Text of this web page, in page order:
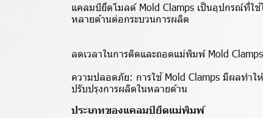
แคลมป์ยึดโมลด์ Mold Clamps เป็นอุปกรณ์ที่ใ
หลายด้านต่อกระบวนการผลิต
ลดเวลาในการติดและถอดแม่พิมพ์ Mold
ความปลอดภัย: การใช้ Mold Clamps มีผลทำใ
ปรับปรุงการผลิตในหลายด้าน
ประเภทของแคลมป์ยึดแม่พิมพ์